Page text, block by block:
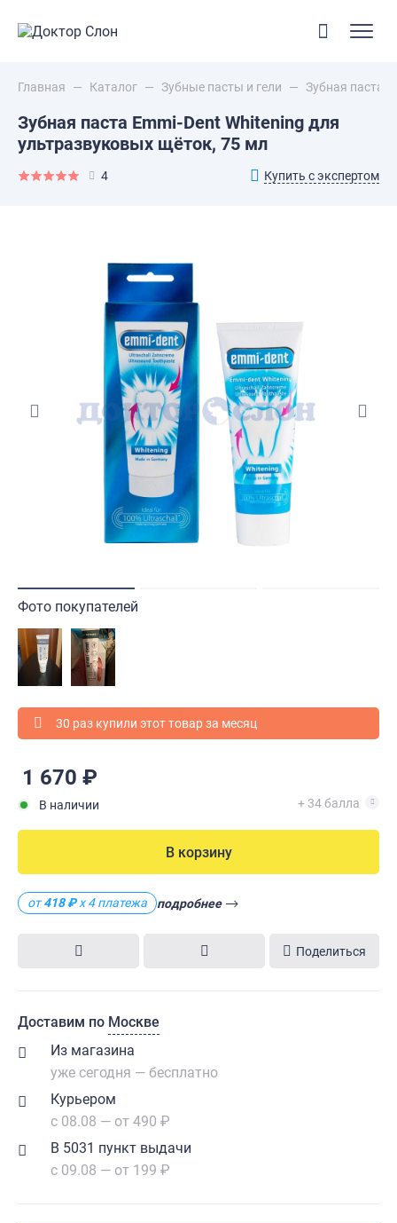
Главная — Каталог — Зубные пасты и гели — Зубная паста
Зубная паста Emmi-Dent Whitening для
ультразвуковых щёток, 75 мл
4 Купить с экспертом
Фото покупателей
30 раз купили этот товар за месяц
1 670 ₽
В наличии + 34 балла
В корзину
от418 ₽х 4 платежа подробнее
Поделиться
Доставим по Москве
Из магазина
уже сегодня — бесплатно
Курьером
с 08.08 — от 490 ₽
В 5031 пункт выдачи
с 09.08 — от 199 ₽